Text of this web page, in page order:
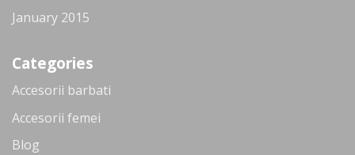
January 2015
Categories
Accesorii barbati
Accesorii femei
Blog